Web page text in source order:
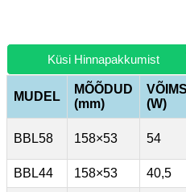
Küsi Hinnapakkumist
MUDEL
MÕÕDUD
(mm)
(W)
BBL58 158×53 54
BBL44 158×53 40,5